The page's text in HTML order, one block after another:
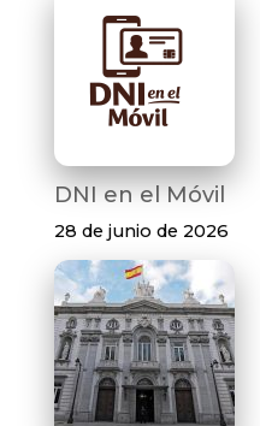
DNI en el Móvil
28 de junio de 2026